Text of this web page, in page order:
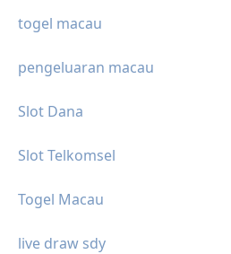
togel macau
pengeluaran macau
Slot Dana
Slot Telkomsel
Togel Macau
live draw sdy